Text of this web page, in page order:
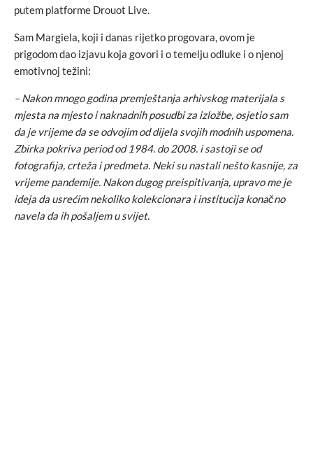
putem platforme Drouot Live.
Sam Margiela, koji i danas rijetko progovara, ovom je
prigodom dao izjavu koja govori i o temelju odluke i o njenoj
emotivnoj težini:
– Nakon mnogo godina premještanja arhivskog materijala s
mjesta na mjesto i naknadnih posudbi za izložbe, osjetio sam
da je vrijeme da se odvojim od dijela svojih modnih uspomena.
Zbirka pokriva period od 1984. do 2008. i sastoji se od
fotografija, crteža i predmeta. Neki su nastali nešto kasnije, za
vrijeme pandemije. Nakon dugog preispitivanja, upravo me je
ideja da usrećim nekoliko kolekcionara i institucija konačno
navela da ih pošaljem u svijet.